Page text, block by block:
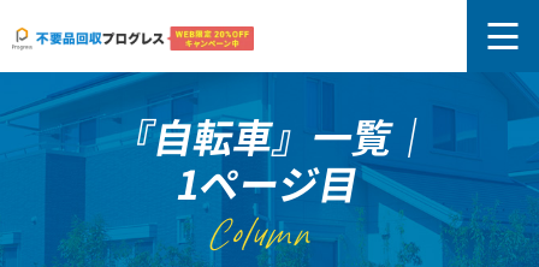
『自転車』一覧｜
1ページ目
Column